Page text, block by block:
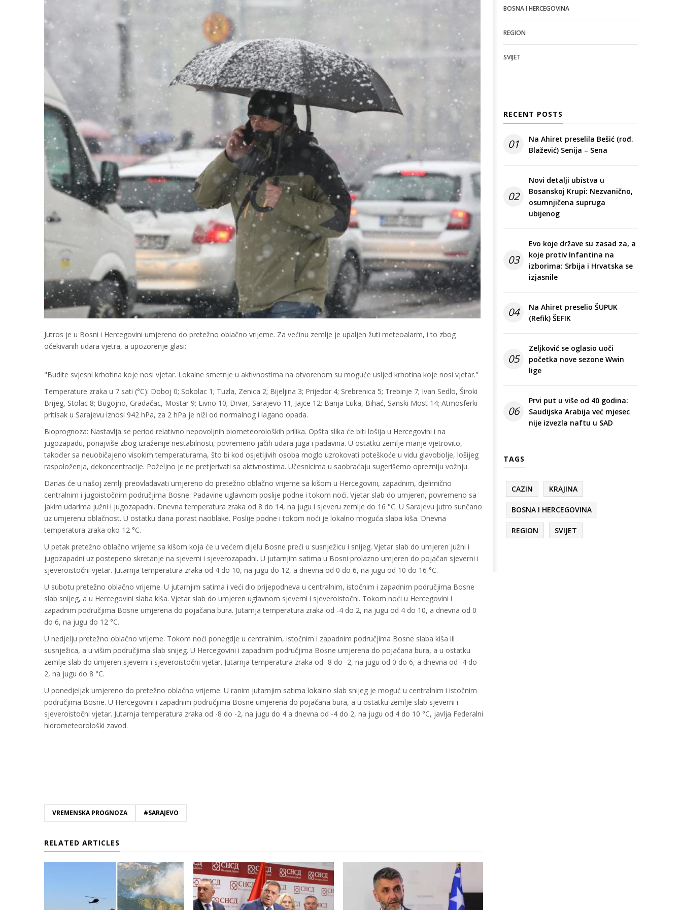
Jutros je u Bosni i Hercegovini umjereno do pretežno oblačno vrijeme. Za većinu zemlje je upaljen žuti meteoalarm, i to zbog
očekivanih udara vjetra, a upozorenje glasi:
"Budite svjesni krhotina koje nosi vjetar. Lokalne smetnje u aktivnostima na otvorenom su moguće usljed krhotina koje nosi vjetar."
Temperature zraka u 7 sati (°C): Doboj 0; Sokolac 1; Tuzla, Zenica 2; Bijeljina 3; Prijedor 4; Srebrenica 5; Trebinje 7; Ivan Sedlo, Široki
Brijeg, Stolac 8; Bugojno, Gradačac, Mostar 9; Livno 10; Drvar, Sarajevo 11; Jajce 12; Banja Luka, Bihać, Sanski Most 14; Atmosferki
pritisak u Sarajevu iznosi 942 hPa, za 2 hPa je niži od normalnog i lagano opada.
Bioprognoza: Nastavlja se period relativno nepovoljnih biometeoroloških prilika. Opšta slika će biti lošija u Hercegovini i na
jugozapadu, ponajviše zbog izraženije nestabilnosti, povremeno jačih udara juga i padavina. U ostatku zemlje manje vjetrovito,
također sa neuobičajeno visokim temperaturama, što bi kod osjetljivih osoba moglo uzrokovati poteškoće u vidu glavobolje, lošijeg
raspoloženja, dekoncentracije. Poželjno je ne pretjerivati sa aktivnostima. Učesnicima u saobraćaju sugerišemo oprezniju vožnju.
Danas će u našoj zemlji preovladavati umjereno do pretežno oblačno vrijeme sa kišom u Hercegovini, zapadnim, djelimično
centralnim i jugoistočnim područjima Bosne. Padavine uglavnom poslije podne i tokom noći. Vjetar slab do umjeren, povremeno sa
jakim udarima južni i jugozapadni. Dnevna temperatura zraka od 8 do 14, na jugu i sjeveru zemlje do 16 °C. U Sarajevu jutro sunčano
uz umjerenu oblačnost. U ostatku dana porast naoblake. Poslije podne i tokom noći je lokalno moguća slaba kiša. Dnevna
temperatura zraka oko 12 °C.
U petak pretežno oblačno vrijeme sa kišom koja će u većem dijelu Bosne preći u susnježicu i snijeg. Vjetar slab do umjeren južni i
jugozapadni uz postepeno skretanje na sjeverni i sjeverozapadni. U jutarnjim satima u Bosni prolazno umjeren do pojačan sjeverni i
sjeveroistočni vjetar. Jutarnja temperatura zraka od 4 do 10, na jugu do 12, a dnevna od 0 do 6, na jugu od 10 do 16 °C.
U subotu pretežno oblačno vrijeme. U jutarnjim satima i veći dio prijepodneva u centralnim, istočnim i zapadnim područjima Bosne
slab snijeg, a u Hercegovini slaba kiša. Vjetar slab do umjeren uglavnom sjeverni i sjeveroistočni. Tokom noći u Hercegovini i
zapadnim područjima Bosne umjerena do pojačana bura. Jutarnja temperatura zraka od -4 do 2, na jugu od 4 do 10, a dnevna od 0
do 6, na jugu do 12 °C.
U nedjelju pretežno oblačno vrijeme. Tokom noći ponegdje u centralnim, istočnim i zapadnim područjima Bosne slaba kiša ili
susnježica, a u višim područjima slab snijeg. U Hercegovini i zapadnim područjima Bosne umjerena do pojačana bura, a u ostatku
zemlje slab do umjeren sjeverni i sjeveroistočni vjetar. Jutarnja temperatura zraka od -8 do -2, na jugu od 0 do 6, a dnevna od -4 do
2, na jugu do 8 °C.
U ponedjeljak umjereno do pretežno oblačno vrijeme. U ranim jutarnjim satima lokalno slab snijeg je moguć u centralnim i istočnim
područjima Bosne. U Hercegovini i zapadnim područjima Bosne umjerena do pojačana bura, a u ostatku zemlje slab sjeverni i
sjeveroistočni vjetar. Jutarnja temperatura zraka od -8 do -2, na jugu do 4 a dnevna od -4 do 2, na jugu od 4 do 10 °C, javlja Federalni
hidrometeorološki zavod.
VREMENSKA PROGNOZA #SARAJEVO
RELATED ARTICLES
BOSNA I HERCEGOVINA
REGION
SVIJET
RECENT POSTS
01
Na Ahiret preselila Bešić (rođ.
Blažević) Senija – Sena
02
Novi detalji ubistva u
Bosanskoj Krupi: Nezvanično,
osumnjičena supruga
ubijenog
03
Evo koje države su zasad za, a
koje protiv Infantina na
izborima: Srbija i Hrvatska se
izjasnile
04
Na Ahiret preselio ŠUPUK
(Refik) ŠEFIK
05
Zeljković se oglasio uoči
početka nove sezone Wwin
lige
06
Prvi put u više od 40 godina:
Saudijska Arabija već mjesec
nije izvezla naftu u SAD
TAGS
CAZIN KRAJINA
BOSNA I HERCEGOVINA
REGION SVIJET